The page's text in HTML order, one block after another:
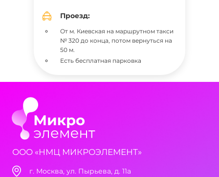
Проезд:
От м. Киевская на маршрутном такси
№ 320 до конца, потом вернуться на
50 м.
Есть бесплатная парковка
ООО «НМЦ МИКРОЭЛЕМЕНТ»
г. Москва, ул. Пырьева, д. 11а